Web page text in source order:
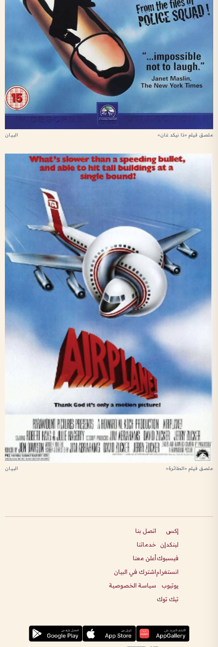
ملصق فيلم «ذا نيكد غان»
ملصق فيلم «الطائرة»
إكس
لينكدإن
فيسبوك
انستغرام
يوتيوب
تيك توك
اتصل بنا
خدماتنا
أعلن معنا
اشترك في البيان
سياسة الخصوصية